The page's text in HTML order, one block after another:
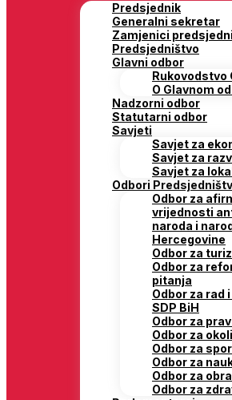
Predsjednik
Generalni sekretar
Zamjenici
Predsjedništvo
Glavni odbor
Rukovodstvo
O Glavnom
Nadzorni odbor
Statutarni odbor
Savjeti
Savjet za
Savjet za
Savjet za
Odbori
Odbor za
vrijednosti
naroda i
Hercegovine
Odbor za
Odbor za
pitanja
Odbor za rad
SDP BiH
Odbor za
Odbor za
Odbor za
Odbor za
Odbor za
Odbor za